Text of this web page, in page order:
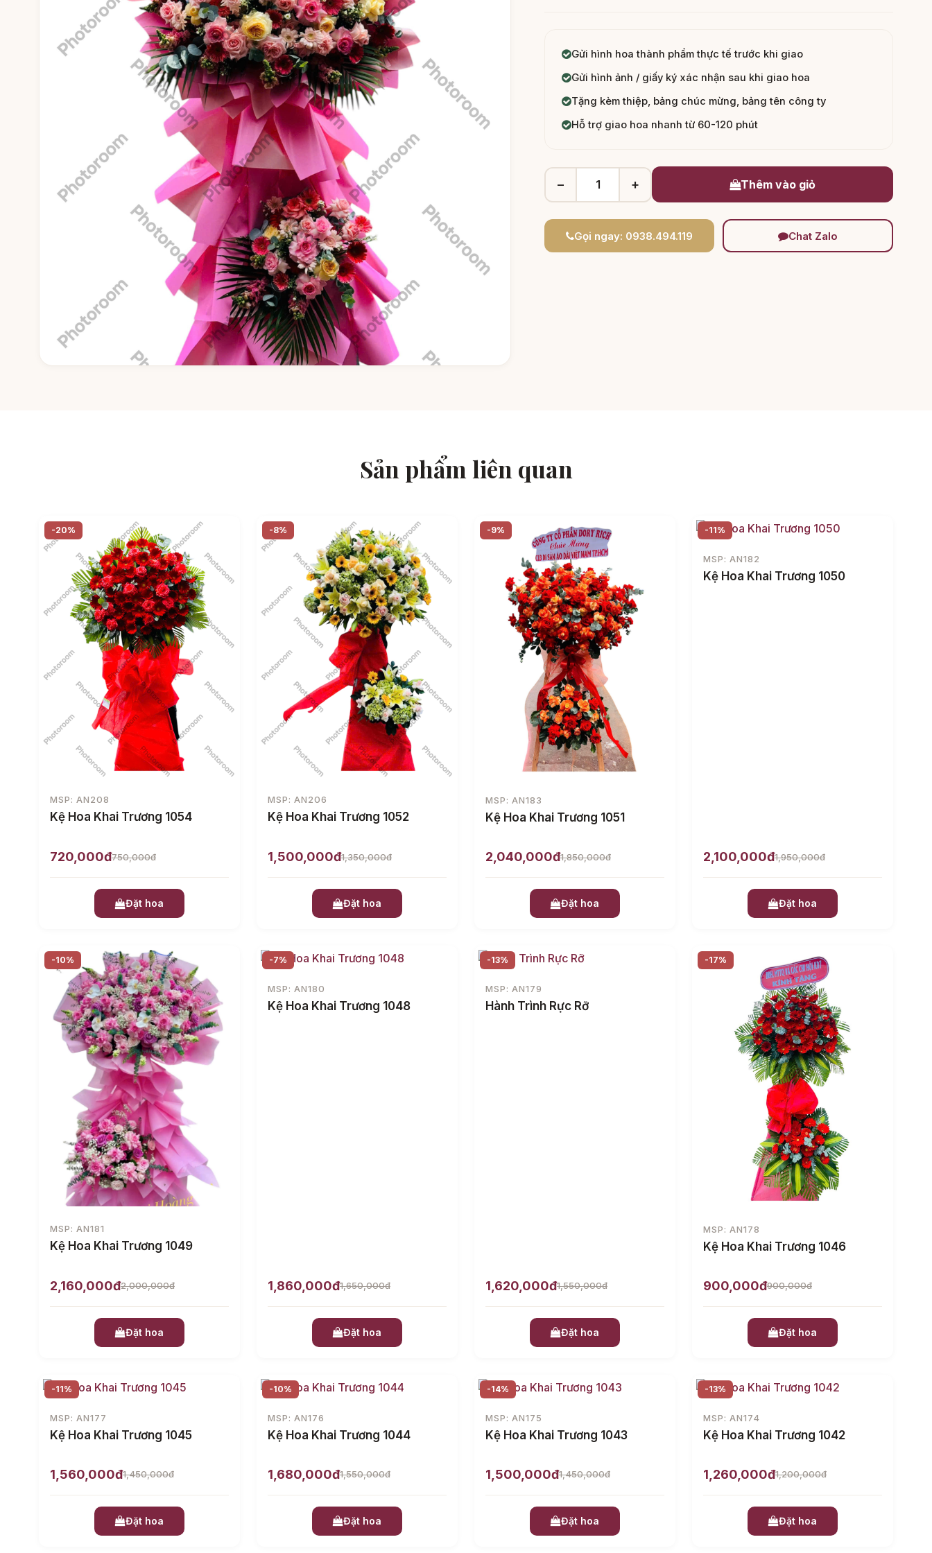
Gửi hình hoa thành phẩm thực tế trước khi giao
Gửi hình ảnh / giấy ký xác nhận sau khi giao hoa
Tặng kèm thiệp, bảng chúc mừng, bảng tên công ty
Hỗ trợ giao hoa nhanh từ 60-120 phút
− + Thêm vào giỏ
Gọi ngay: 0938.494.119 Chat Zalo
Sản phẩm liên quan
-20%
MSP: AN208
Kệ Hoa Khai Trương 1054
720,000đ750,000đ
Đặt hoa
-8%
MSP: AN206
Kệ Hoa Khai Trương 1052
1,500,000đ1,350,000đ
Đặt hoa
-9%
MSP: AN183
Kệ Hoa Khai Trương 1051
2,040,000đ1,850,000đ
Đặt hoa
-11%
MSP: AN182
Kệ Hoa Khai Trương 1050
2,100,000đ1,950,000đ
Đặt hoa
-10%
MSP: AN181
Kệ Hoa Khai Trương 1049
2,160,000đ2,000,000đ
Đặt hoa
-7%
MSP: AN180
Kệ Hoa Khai Trương 1048
1,860,000đ1,650,000đ
Đặt hoa
-13%
MSP: AN179
Hành Trình Rực Rỡ
1,620,000đ1,550,000đ
Đặt hoa
-17%
MSP: AN178
Kệ Hoa Khai Trương 1046
900,000đ900,000đ
Đặt hoa
-11%
MSP: AN177
Kệ Hoa Khai Trương 1045
1,560,000đ1,450,000đ
Đặt hoa
-10%
MSP: AN176
Kệ Hoa Khai Trương 1044
1,680,000đ1,550,000đ
Đặt hoa
-14%
MSP: AN175
Kệ Hoa Khai Trương 1043
1,500,000đ1,450,000đ
Đặt hoa
-13%
MSP: AN174
Kệ Hoa Khai Trương 1042
1,260,000đ1,200,000đ
Đặt hoa